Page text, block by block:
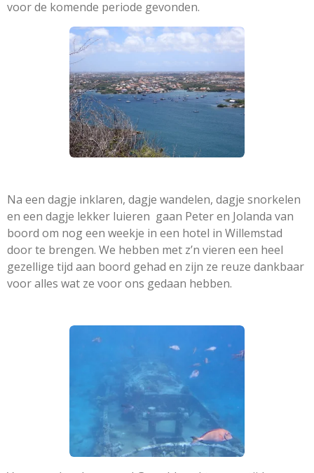
voor de komende periode gevonden.
Na een dagje inklaren, dagje wandelen, dagje snorkelen
en een dagje lekker luieren gaan Peter en Jolanda van
boord om nog een weekje in een hotel in Willemstad
door te brengen. We hebben met z’n vieren een heel
gezellige tijd aan boord gehad en zijn ze reuze dankbaar
voor alles wat ze voor ons gedaan hebben.